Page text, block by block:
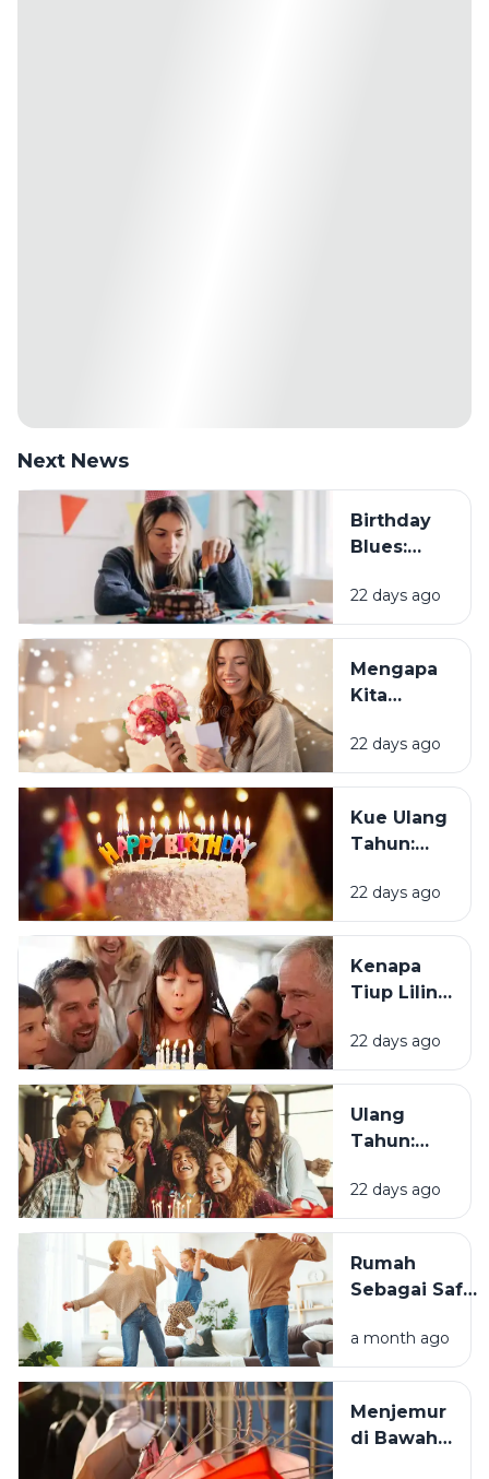
Next News
Birthday
Blues:
Sebagian
Orang
Merasa
Sedih Saat
Tahun?
22 days ago
Mengapa
Kita
Mendapat
Ucapan
Tahun?
22 days ago
Kue Ulang
Tahun:
Tradisi Ini
Berawal?
22 days ago
Kenapa
Tiup Lilin
Tradisi
Saat Ulang
22 days ago
Ulang
Tahun:
Momen
Bertambah
Terasa
Istimewa?
22 days ago
Rumah
Sebagai Safe
Mengapa
Lingkungan
Tinggal yang
Bersih
a month ago
Menjemur
di Bawah